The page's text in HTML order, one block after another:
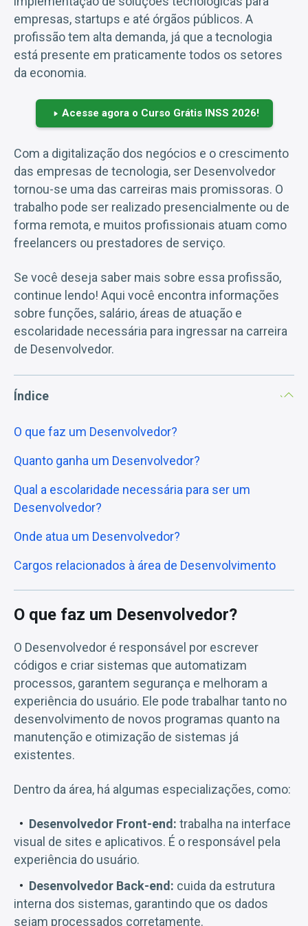
empresas, startups e até órgãos públicos. A
profissão tem alta demanda, já que a tecnologia
está presente em praticamente todos os setores
da economia.
Acesse agora o Curso Grátis INSS 2026!
Com a digitalização dos negócios e o crescimento
das empresas de tecnologia, ser Desenvolvedor
tornou-se uma das carreiras mais promissoras. O
trabalho pode ser realizado presencialmente ou de
forma remota, e muitos profissionais atuam como
freelancers ou prestadores de serviço.
Se você deseja saber mais sobre essa profissão,
continue lendo! Aqui você encontra informações
sobre funções, salário, áreas de atuação e
escolaridade necessária para ingressar na carreira
de Desenvolvedor.
Índice
O que faz um Desenvolvedor?
Quanto ganha um Desenvolvedor?
Qual a escolaridade necessária para ser um
Desenvolvedor?
Onde atua um Desenvolvedor?
Cargos relacionados à área de Desenvolvimento
O que faz um Desenvolvedor?
O Desenvolvedor é responsável por escrever
códigos e criar sistemas que automatizam
processos, garantem segurança e melhoram a
experiência do usuário. Ele pode trabalhar tanto no
desenvolvimento de novos programas quanto na
manutenção e otimização de sistemas já
existentes.
Dentro da área, há algumas especializações, como:
Desenvolvedor Front-end: trabalha na interface
visual de sites e aplicativos. É o responsável pela
experiência do usuário.
Desenvolvedor Back-end: cuida da estrutura
interna dos sistemas, garantindo que os dados
sejam processados corretamente.